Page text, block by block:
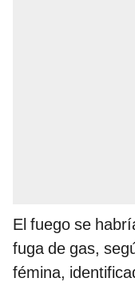
El fuego se
fuga de gas,
fémina,